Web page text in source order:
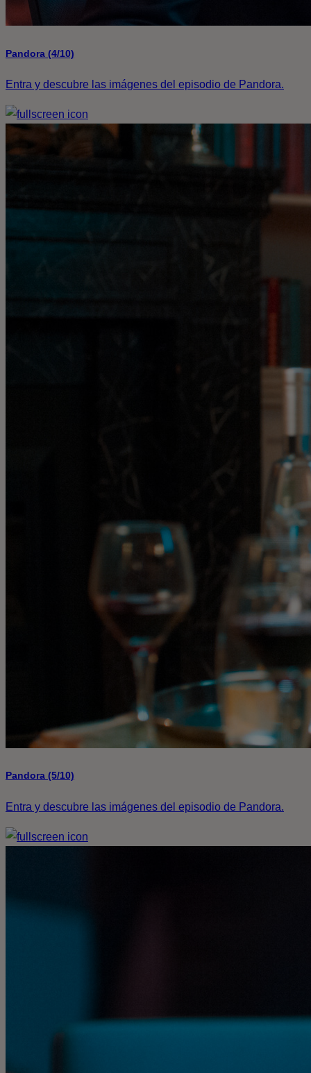
Pandora (4/10)
Entra y descubre las imágenes del episodio de Pandora.
Pandora (5/10)
Entra y descubre las imágenes del episodio de Pandora.